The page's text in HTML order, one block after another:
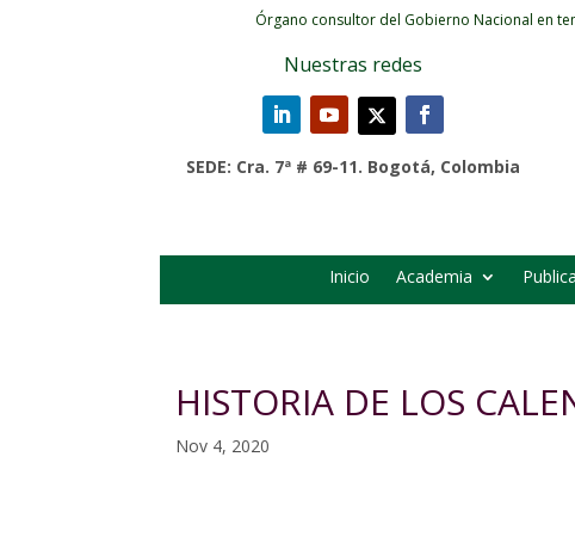
Órgano consultor del Gobierno Nacional en
Nuestras redes
SEDE: Cra. 7ª # 69-11. Bogotá, Colombia
Inicio Academia
HISTORIA DE LOS
Nov 4, 2020